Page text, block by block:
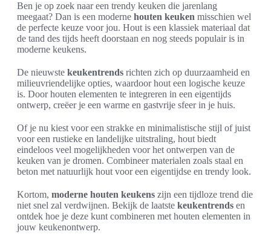
Ben je op zoek naar een trendy keuken die jarenlang
meegaat? Dan is een moderne houten keuken misschien wel
de perfecte keuze voor jou. Hout is een klassiek materiaal dat
de tand des tijds heeft doorstaan en nog steeds populair is in
moderne keukens.
De nieuwste keukentrends richten zich op duurzaamheid en
milieuvriendelijke opties, waardoor hout een logische keuze
is. Door houten elementen te integreren in een eigentijds
ontwerp, creëer je een warme en gastvrije sfeer in je huis.
Of je nu kiest voor een strakke en minimalistische stijl of juist
voor een rustieke en landelijke uitstraling, hout biedt
eindeloos veel mogelijkheden voor het ontwerpen van de
keuken van je dromen. Combineer materialen zoals staal en
beton met natuurlijk hout voor een eigentijdse en trendy look.
Kortom, moderne houten keukens zijn een tijdloze trend die
niet snel zal verdwijnen. Bekijk de laatste keukentrends en
ontdek hoe je deze kunt combineren met houten elementen in
jouw keukenontwerp.